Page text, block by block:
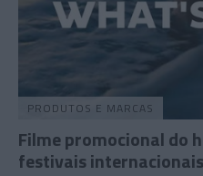
PRODUTOS E MARCAS
Filme promocional do
festivais internacionais